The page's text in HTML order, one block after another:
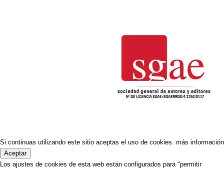
Si continuas utilizando este sitio aceptas el uso de cookies. más información
Aceptar
Los ajustes de cookies de esta web están configurados para "permitir